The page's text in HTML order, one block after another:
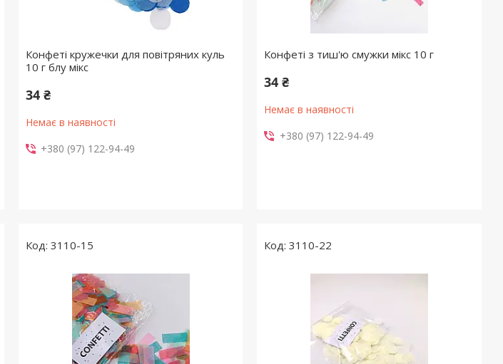
Конфеті кружечки для повітряних куль
10 г блу мікс
34 ₴
Немає в наявності
+380 (97) 122-94-49
Конфеті з тиш'ю смужки мікс 10 г
34 ₴
Немає в наявності
+380 (97) 122-94-49
3110-15 3110-22